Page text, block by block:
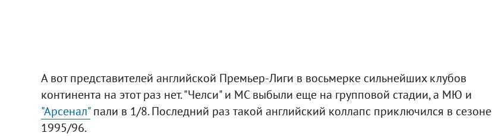
А вот представителей английской Премьер-Лиги в восьмерке сильнейших клубов
континента на этот раз нет. "Челси" и МС выбыли еще на групповой стадии, а МЮ и
"Арсенал"пали в 1/8. Последний раз такой английский коллапс приключился в сезоне
1995/96.